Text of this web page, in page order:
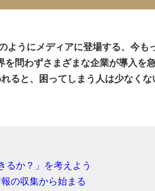
ようにメディアに登場する、今も
問わずさまざまな企業が導入を
ると、困ってしまう人は少なく
るか？」を考えよう
の収集から始まる